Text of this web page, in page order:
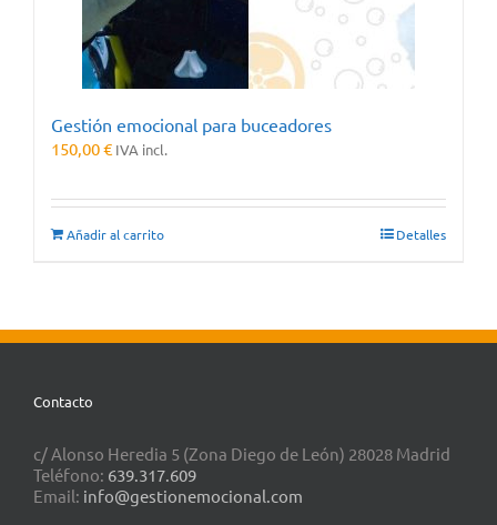
Gestión emocional para buceadores
150,00€ IVA incl.
Añadir al carrito Detalles
Contacto
c/ Alonso Heredia 5 (Zona Diego de León) 28028 Madrid
Teléfono: 639.317.609
Email: info@gestionemocional.com